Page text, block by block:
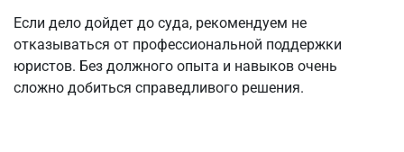
Если дело дойдет до суда, рекомендуем не
отказываться от профессиональной поддержки
юристов. Без должного опыта и навыков очень
сложно добиться справедливого решения.